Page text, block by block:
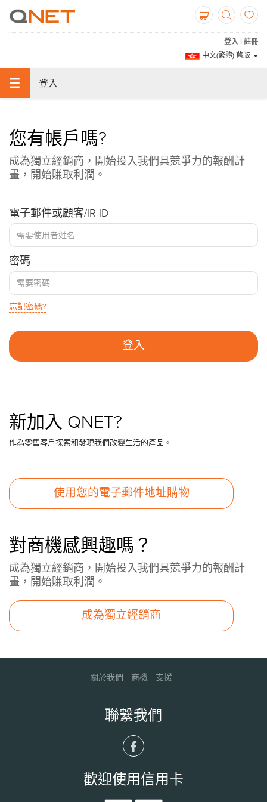
登入 | 註冊
中文(繁體) 舊版
登入
您有帳戶嗎?
成為獨立經銷商，開始投入我們具競爭力的報酬計
畫，開始賺取利潤。
電子郵件或顧客/IR ID
密碼
忘記密碼?
新加入 QNET?
作為零售客戶探索和發現我們改變生活的產品。
使用您的電子郵件地址購物
對商機感興趣嗎？
成為獨立經銷商，開始投入我們具競爭力的報酬計
畫，開始賺取利潤。
成為獨立經銷商
關於我們 - 商機 - 支援 -
聯繫我們
歡迎使用信用卡